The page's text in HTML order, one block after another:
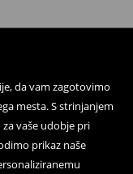
da vam zagotovimo
mesta. S strinjanjem
vaše udobje pri
prikaz naše